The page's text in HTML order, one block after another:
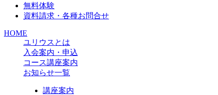
無料体験
資料請求・各種お問合せ
HOME
ユリウスとは
入会案内・申込
コース講座案内
お知らせ一覧
講座案内